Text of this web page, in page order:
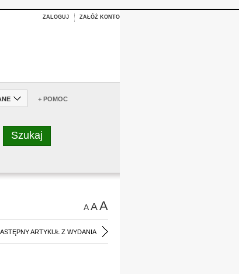
ZALOGUJ ZAŁÓŻ KONTO
+ POMOC
AAA
ARTYKUŁ Z WYDANIA